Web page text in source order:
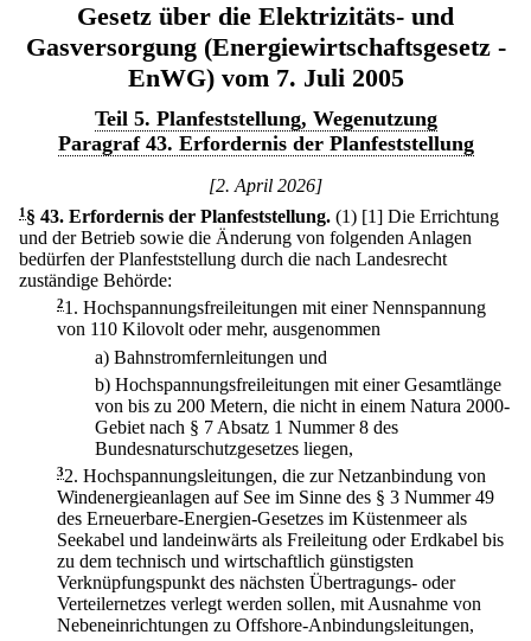
Gesetz über die Elektrizitäts- und
Gasversorgung (Energiewirtschaftsgesetz -
EnWG) vom 7. Juli 2005
Teil 5. Planfeststellung, Wegenutzung
Paragraf 43. Erfordernis der Planfeststellung
[2. April 2026]
1 § 43. Erfordernis der Planfeststellung. (1) [1] Die Errichtung
und der Betrieb sowie die Änderung von folgenden Anlagen
bedürfen der Planfeststellung durch die nach Landesrecht
zuständige Behörde:
21. Hochspannungsfreileitungen mit einer Nennspannung
von 110 Kilovolt oder mehr, ausgenommen
a) Bahnstromfernleitungen und
b) Hochspannungsfreileitungen mit einer Gesamtlänge
von bis zu 200 Metern, die nicht in einem Natura 2000-
Gebiet nach § 7 Absatz 1 Nummer 8 des
Bundesnaturschutzgesetzes liegen,
32. Hochspannungsleitungen, die zur Netzanbindung von
Windenergieanlagen auf See im Sinne des § 3 Nummer 49
des Erneuerbare-Energien-Gesetzes im Küstenmeer als
Seekabel und landeinwärts als Freileitung oder Erdkabel bis
zu dem technisch und wirtschaftlich günstigsten
Verknüpfungspunkt des nächsten Übertragungs- oder
Verteilernetzes verlegt werden sollen, mit Ausnahme von
Nebeneinrichtungen zu Offshore-Anbindungsleitungen,